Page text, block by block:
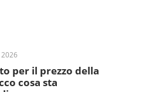
2026
per il prezzo della
cosa sta